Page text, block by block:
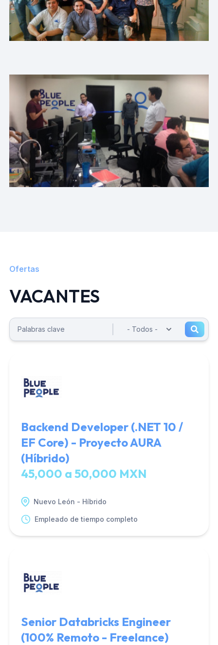
Ofertas
VACANTES
Backend Developer (.NET 10 /
EF Core) - Proyecto AURA
(Híbrido)
45,000 a 50,000 MXN
Nuevo León - Híbrido
Empleado de tiempo completo
Senior Databricks Engineer
(100% Remoto - Freelance)